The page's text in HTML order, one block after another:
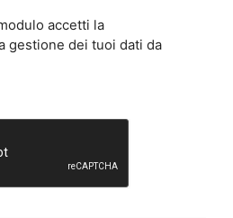
accetti la
gestione dei tuoi dati da